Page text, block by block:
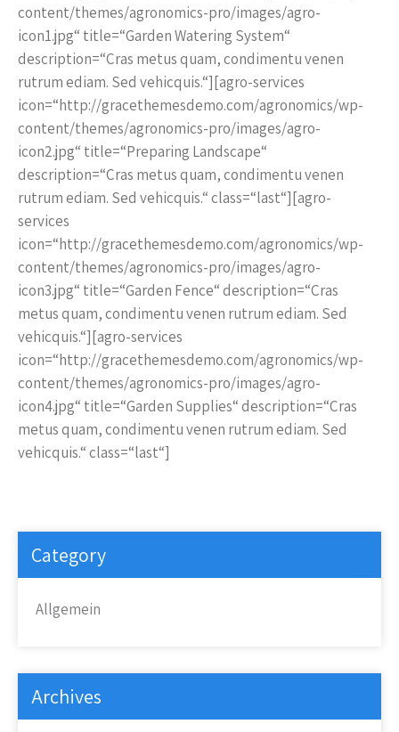
content/themes/agronomics-pro/images/agro-
icon1.jpg“ title=“Garden Watering System“
description=“Cras metus quam, condimentu venen
rutrum ediam. Sed vehicquis.“][agro-services
icon=“http://gracethemesdemo.com/agronomics/wp-
content/themes/agronomics-pro/images/agro-
icon2.jpg“ title=“Preparing Landscape“
description=“Cras metus quam, condimentu venen
rutrum ediam. Sed vehicquis.“ class=“last“][agro-
services
icon=“http://gracethemesdemo.com/agronomics/wp-
content/themes/agronomics-pro/images/agro-
icon3.jpg“ title=“Garden Fence“ description=“Cras
metus quam, condimentu venen rutrum ediam. Sed
vehicquis.“][agro-services
icon=“http://gracethemesdemo.com/agronomics/wp-
content/themes/agronomics-pro/images/agro-
icon4.jpg“ title=“Garden Supplies“ description=“Cras
metus quam, condimentu venen rutrum ediam. Sed
vehicquis.“ class=“last“]
Category
Allgemein
Archives